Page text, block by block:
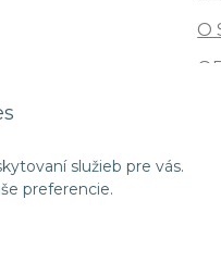
služieb pre vás.
preferencie.
O
e-shop Pohoda